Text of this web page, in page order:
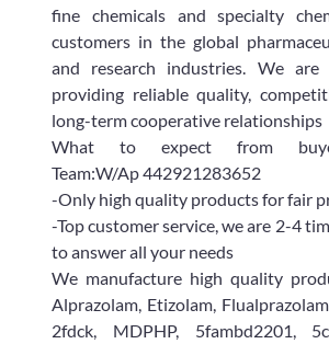
fine chemicals and specialty
customers in the global
and research industries. We
providing reliable quality,
long-term cooperative relationships
What to expect from
Team:W/Ap 442921283652
-Only high quality products for fair
-Top customer service, we are 2-4
to answer all your needs
We manufacture high quality
Alprazolam, Etizolam,
2fdck, MDPHP, 5fambd2201,